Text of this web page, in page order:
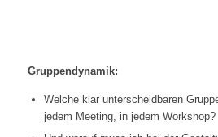
Gruppendynamik:
Welche klar unterscheidbaren
jedem Meeting, in jedem Workshop?